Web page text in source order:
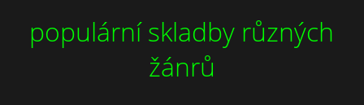
populární skladby různých
žánrů